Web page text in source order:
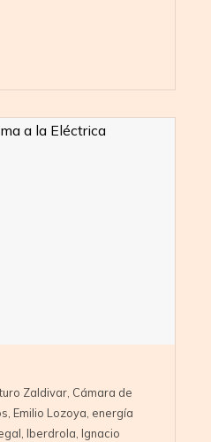
Zaldivar, Cámara de
, Emilio Lozoya, energía
, Iberdrola, Ignacio